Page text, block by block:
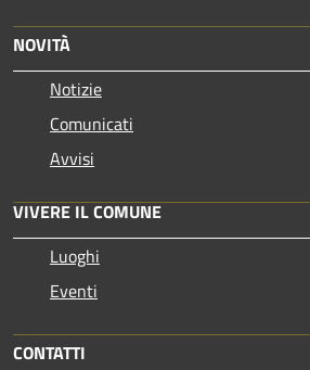
NOVITÀ
Notizie
Comunicati
Avvisi
VIVERE IL COMUNE
Luoghi
Eventi
CONTATTI